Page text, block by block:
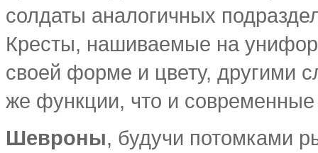
солдаты аналогичных
Кресты, нашиваемые на
своей форме и цвету, другими
же функции, что и
Шевроны, будучи потомками